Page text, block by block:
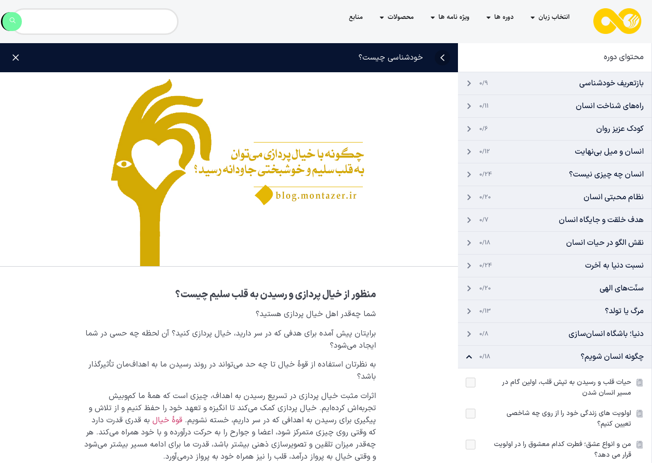
انتخاب زبان دوره ها ویژه نامه ها محصولات منابع
محتوای دوره
بازتعریف خودشناسی 0/9
راه‌های شناخت انسان 0/11
کودک عزیز روان 0/6
انسان و میل بی‌نهایت 0/12
انسان چه چیزی نیست؟ 0/24
نظام محبتی انسان 0/20
هدف خلقت و جایگاه انسان 0/7
نقش الگو در حیات انسان 0/18
نسبت دنیا به آخرت 0/24
سنّت‌های الهی 0/20
مرگ یا تولد؟ 0/13
دنیا؛ باشگاه انسان‌سازی 0/8
چگونه انسان شویم؟ 0/18
حیات قلب و رسیدن به تپش قلب، اولین گام در
مسیر انسان شدن
اولویت های زندگی خود را از روی چه شاخصی
تعیین کنیم؟
من و انواع عشق؛ فطرت کدام معشوق را در اولویت
قرار می دهد؟
خودشناسی چیست؟
منظور از خیال پردازی و رسیدن به قلب سلیم چیست؟
شما چه‌‌قدر اهل خیال پردازی هستید؟
برایتان پیش آمده برای هدفی که در سر دارید، خیال پردازی کنید؟ آن لحظه چه حسی در شما
ایجاد می‌شود؟
به نظرتان استفاده از قوۀ خیال‌ تا چه حد می‌تواند در روند رسیدن ما به اهداف‌مان تأثیرگذار
باشد؟
اثرات مثبت خیال پردازی در تسریع رسیدن به اهداف، چیزی است که همۀ ما کم‌وبیش
تجربه‌اش کرده‌ایم. خیال پردازی کمک می‌کند تا انگیزه و تعهد خود را حفظ کنیم و از تلاش و
پیگیری برای رسیدن به اهدافی که در سر داریم، خسته نشویم.قوۀ خیال به قدری قدرت دارد
که وقتی روی چیزی متمرکز شود، اعضا و جوارح‌ را به حرکت درآورده و با خود همراه می‌کند. هر
چه‌قدر میزان تلقین و تصویرسازی ذهنی بیشتر باشد، قدرت ما برای ادامه مسیر بیشتر می‌شود
و وقتی خیال به پرواز درآمد، قلب را نیز همراه خود به پرواز درمی‌آورد.